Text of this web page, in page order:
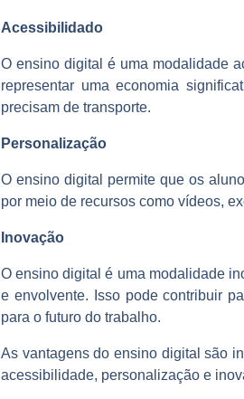
Acessibilidado
O ensino digital é uma modalidade
representar uma economia
precisam de transporte.
Personalização
O ensino digital permite que os
por meio de recursos como vídeos,
Inovação
O ensino digital é uma modalidade
e envolvente. Isso pode contribuir
para o futuro do trabalho.
As vantagens do ensino digital são
acessibilidade, personalização e